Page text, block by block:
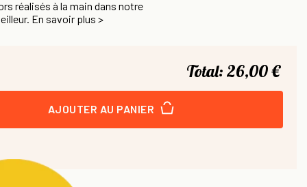
réalisés à la main dans notre
En savoir plus >
Total: 26,00 €
AJOUTER AU PANIER